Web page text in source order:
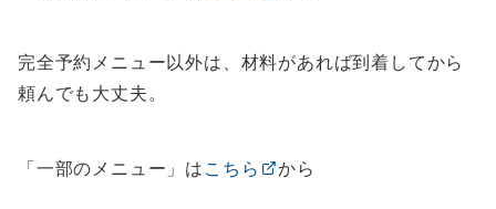
完全予約メニュー以外は、材料があれば到着してから
頼んでも大丈夫。
「一部のメニュー」は こちら から